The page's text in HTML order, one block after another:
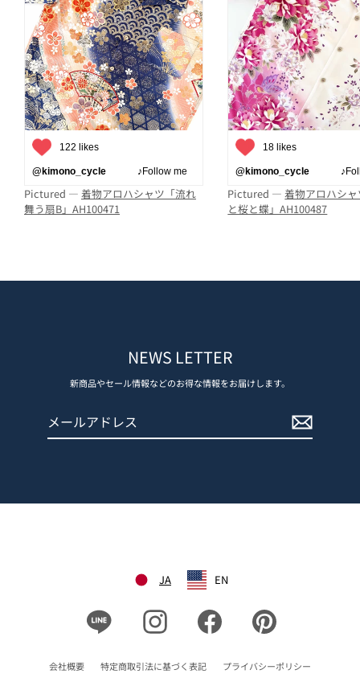
122 likes
@kimono_cycle ♪Follow me
Pictured — 着物アロハシャツ「流れ
舞う扇B」AH100471
18 likes
@kimono_cycle
Pictured —着物アロハシ
と桜と蝶」AH100487
NEWS LETTER
新商品やセール情報などのお得な情報をお届けします。
JA EN
Instagram Facebook
会社概要 特定商取引法に基づく表記 プライバシーポリシー